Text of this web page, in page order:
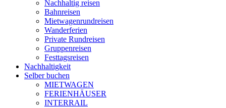
Nachhaltig reisen
Bahnreisen
Mietwagenrundreisen
Wanderferien
Private Rundreisen
Gruppenreisen
Festtagsreisen
Nachhaltigkeit
Selber buchen
MIETWAGEN
FERIENHÄUSER
INTERRAIL